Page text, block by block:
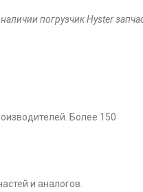
погрузчик Hyster
Более 150
и аналогов.